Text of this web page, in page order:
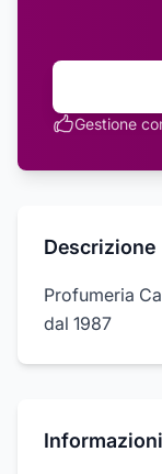
Gestione
Descrizione
Profumeria
dal 1987